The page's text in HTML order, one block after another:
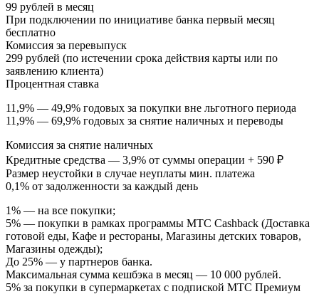
99 рублей в месяц
При подключении по инициативе банка первый месяц
бесплатно
Комиссия за перевыпуск
299 рублей (по истечении срока действия карты или по
заявлению клиента)
Процентная ставка
11,9% — 49,9% годовых за покупки вне льготного периода
11,9% — 69,9% годовых за снятие наличных и переводы
Комиссия за снятие наличных
Кредитные средства — 3,9% от суммы операции + 590 ₽
Размер неустойки в случае неуплаты мин. платежа
0,1% от задолженности за каждый день
1% — на все покупки;
5% — покупки в рамках программы МТС Cashback (Доставка
готовой еды, Кафе и рестораны, Магазины детских товаров,
Магазины одежды);
До 25% — у партнеров банка.
Максимальная сумма кешбэка в месяц — 10 000 рублей.
5% за покупки в супермаркетах с подпиской МТС Премиум